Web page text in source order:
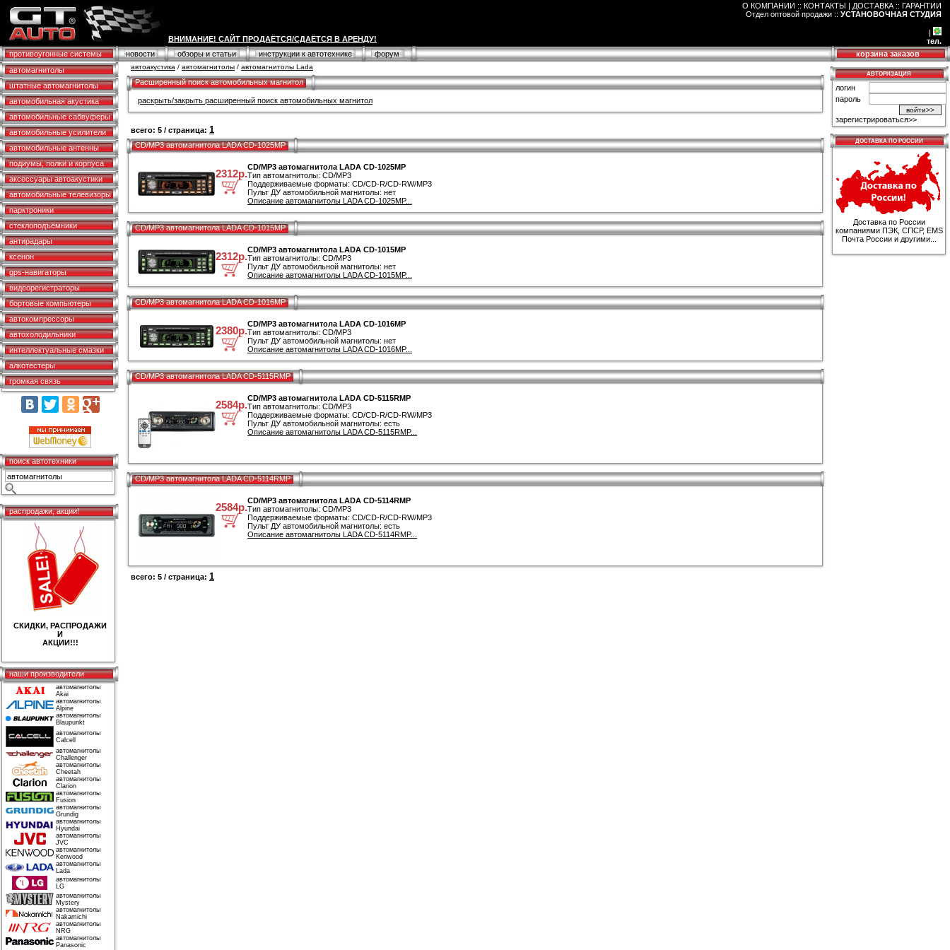
ВНИМАНИЕ! САЙТ ПРОДАЁТСЯ/СДАЁТСЯ В АРЕНДУ!
О КОМПАНИИ :: КОНТАКТЫ | ДОСТАВКА :: ГАРАНТИИ
Отдел оптовой продажи :: УСТАНОВОЧНАЯ СТУДИЯ
|
тел.
противоугонные системы
новости обзоры и статьи инструкции к автотехнике форум
корзина заказов
автомагнитолы
штатные автомагнитолы
автомобильная акустика
автомобильные сабвуферы
автомобильные усилители
автомобильные антенны
подиумы, полки и корпуса
аксессуары автоакустики
автомобильные телевизоры
парктроники
стеклоподъёмники
антирадары
ксенон
gps-навигаторы
видеорегистраторы
бортовые компьютеры
автокомпрессоры
автохолодильники
интеллектуальные смазки
алкотестеры
громкая связь
поиск автотехники
распродажи, акции!
СКИДКИ, РАСПРОДАЖИ
И
АКЦИИ!!!
наши производители
автомагнитолы
Akai
автомагнитолы
Alpine
автомагнитолы
Blaupunkt
автомагнитолы
Calcell
автомагнитолы
Challenger
автомагнитолы
Cheetah
автомагнитолы
Clarion
автомагнитолы
Fusion
автомагнитолы
Grundig
автомагнитолы
Hyundai
автомагнитолы
JVC
автомагнитолы
Kenwood
автомагнитолы
Lada
автомагнитолы
LG
автомагнитолы
Mystery
автомагнитолы
Nakamichi
автомагнитолы
NRG
автомагнитолы
Panasonic
автоакустика / автомагнитолы / автомагнитолы Lada
Расширенный поиск автомобильных магнитол
раскрыть/закрыть расширенный поиск автомобильных магнитол
всего: 5 / страница: 1
CD/MP3 автомагнитола LADA CD-1025MP
2312р.
CD/MP3 автомагнитола LADA CD-1025MP
Тип автомагнитолы: CD/MP3
Поддерживаемые форматы: CD/CD-R/CD-RW/MP3
Пульт ДУ автомобильной магнитолы: нет
Описание автомагнитолы LADA CD-1025MP...
CD/MP3 автомагнитола LADA CD-1015MP
2312р.
CD/MP3 автомагнитола LADA CD-1015MP
Тип автомагнитолы: CD/MP3
Пульт ДУ автомобильной магнитолы: нет
Описание автомагнитолы LADA CD-1015MP...
CD/MP3 автомагнитола LADA CD-1016MP
2380р.
CD/MP3 автомагнитола LADA CD-1016MP
Тип автомагнитолы: CD/MP3
Пульт ДУ автомобильной магнитолы: нет
Описание автомагнитолы LADA CD-1016MP...
CD/MP3 автомагнитола LADA CD-5115RMP
2584р.
CD/MP3 автомагнитола LADA CD-5115RMP
Тип автомагнитолы: CD/MP3
Поддерживаемые форматы: CD/CD-R/CD-RW/MP3
Пульт ДУ автомобильной магнитолы: есть
Описание автомагнитолы LADA CD-5115RMP...
CD/MP3 автомагнитола LADA CD-5114RMP
2584р.
CD/MP3 автомагнитола LADA CD-5114RMP
Тип автомагнитолы: CD/MP3
Поддерживаемые форматы: CD/CD-R/CD-RW/MP3
Пульт ДУ автомобильной магнитолы: есть
Описание автомагнитолы LADA CD-5114RMP...
всего: 5 / страница: 1
АВТОРИЗАЦИЯ
логин
пароль
зарегистрироваться>>
ДОСТАВКА ПО РОССИИ
Доставка по России
компаниями ПЭК, СПСР, EMS
Почта России и другими...